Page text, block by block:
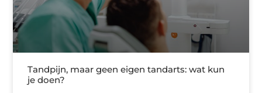
Tandpijn, maar geen eigen tandarts: wat kun
je doen?